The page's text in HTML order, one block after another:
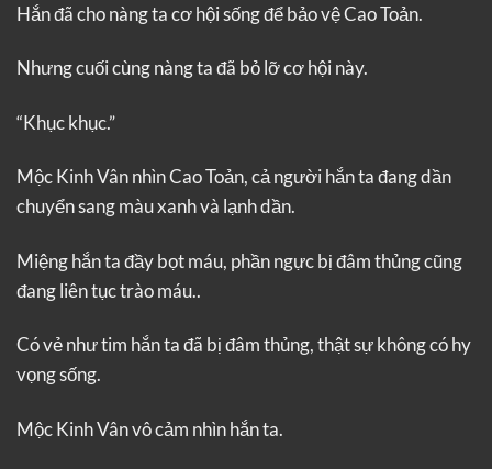
Hắn đã cho nàng ta cơ hội sống để bảo vệ Cao Toản.
Nhưng cuối cùng nàng ta đã bỏ lỡ cơ hội này.
“Khục khục.”
Mộc Kinh Vân nhìn Cao Toản, cả người hắn ta đang dần
chuyển sang màu xanh và lạnh dần.
Miệng hắn ta đầy bọt máu, phần ngực bị đâm thủng cũng
đang liên tục trào máu..
Có vẻ như tim hắn ta đã bị đâm thủng, thật sự không có hy
vọng sống.
Mộc Kinh Vân vô cảm nhìn hắn ta.